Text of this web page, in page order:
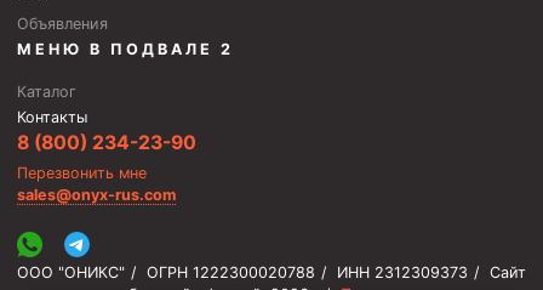
Объявления
МЕНЮ В ПОДВАЛЕ 2
Каталог
Контакты
8 (800) 234-23-90
Перезвонить мне
sales@onyx-rus.com
ООО "ОНИКС" / ОГРН 1222300020788 / ИНН 2312309373 / Сайт